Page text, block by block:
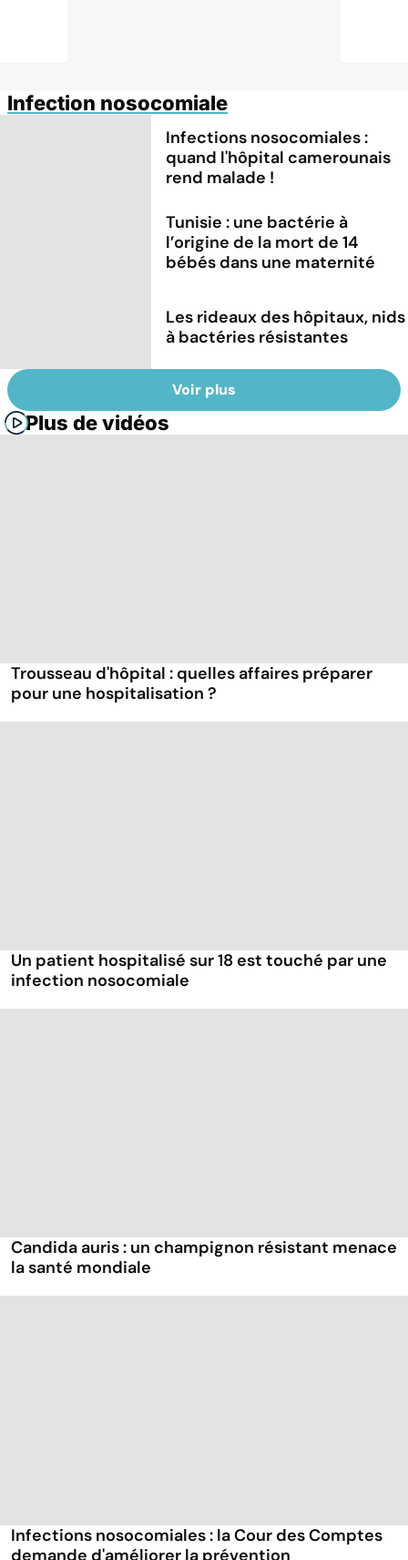
Infection nosocomiale
Infections nosocomiales :
quand l'hôpital camerounais
rend malade !
Tunisie : une bactérie à
l’origine de la mort de 14
bébés dans une maternité
Les rideaux des hôpitaux, nids
à bactéries résistantes
Voir plus
Plus de vidéos
Trousseau d'hôpital : quelles affaires préparer
pour une hospitalisation ?
Un patient hospitalisé sur 18 est touché par une
infection nosocomiale
Candida auris : un champignon résistant menace
la santé mondiale
Infections nosocomiales : la Cour des Comptes
demande d'améliorer la prévention